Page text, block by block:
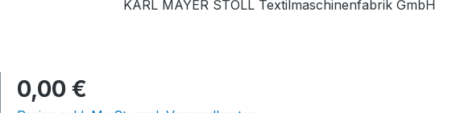
KARL MAYER STOLL Textilmaschinenfabrik GmbH
0,00 €